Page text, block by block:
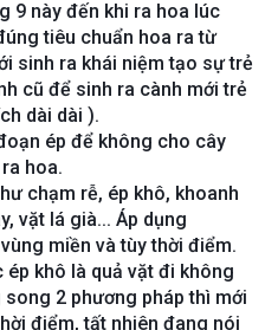
9 này đến khi ra hoa lúc
tiêu chuẩn hoa ra từ
sinh ra khái niệm tạo sự trẻ
cũ để sinh ra cành mới trẻ
dài dài ).
ép để không cho cây
hoa.
chạm rễ, ép khô, khoanh
vặt lá già... Áp dụng
miền và tùy thời điểm.
ép khô là quả vặt đi không
2 phương pháp thì mới
điểm, tất nhiên đang nói